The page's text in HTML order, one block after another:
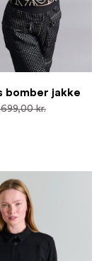
bomber jakke
kr.